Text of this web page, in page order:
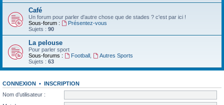
Café
Un forum pour parler d'autre chose que de stades ? c'est par ici !
Sous-forum :
Présentez-vous
Sujets : 90
La pelouse
Pour parler sport
Sous-forums :
Football,
Autres Sports
Sujets : 63
CONNEXION • INSCRIPTION
Nom d’utilisateur :